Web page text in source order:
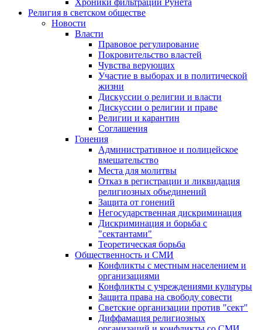
Хроники фильтрации Рунета
Религия в светском обществе
Новости
Власти
Правовое регулирование
Покровительство властей
Чувства верующих
Участие в выборах и в политической
жизни
Дискуссии о религии и власти
Дискуссии о религии и праве
Религии и карантин
Соглашения
Гонения
Административное и полицейское
вмешательство
Места для молитвы
Отказ в регистрации и ликвидация
религиозных объединений
Защита от гонений
Негосударственная дискриминация
Дискриминация и борьба с
"сектантами"
Теоретическая борьба
Общественность и СМИ
Конфликты с местным населением и
организациями
Конфликты с учреждениями культуры
Защита права на свободу совести
Светские организации против "сект"
Диффамация религиозных